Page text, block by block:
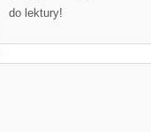
do lektury!